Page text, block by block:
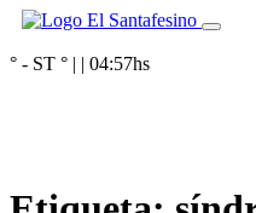
° - ST ° | | 04:57hs